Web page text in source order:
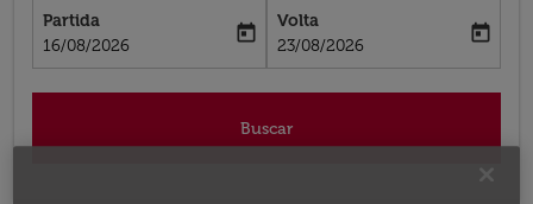
Partida
fc-booking-departure-date-aria-label
16/08/2026
today
Volta
fc-booking-return-date-aria-label
23/08/2026
today
Buscar